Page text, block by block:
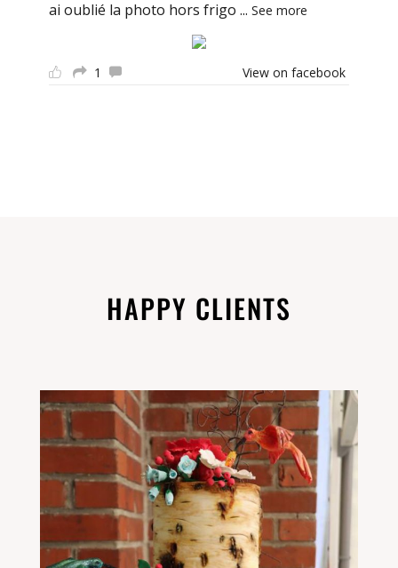
ai oublié la photo hors frigo ... See more
1 View on facebook
HAPPY CLIENTS